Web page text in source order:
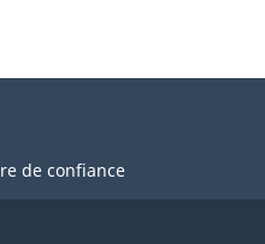
de confiance